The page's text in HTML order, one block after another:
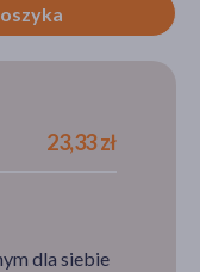
23,33 zł
dla siebie